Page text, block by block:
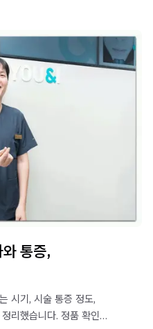
통증,
시기, 시술 통증 정도,
리했습니다. 정품 확인